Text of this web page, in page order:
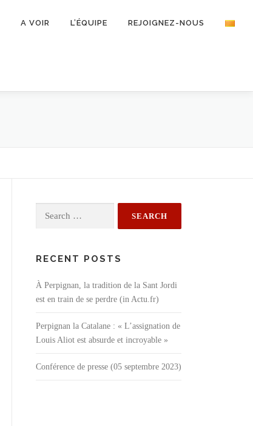
A VOIR L’ÉQUIPE REJOIGNEZ-NOUS
RECENT POSTS
À Perpignan, la tradition de la Sant Jordi
est en train de se perdre (in Actu.fr)
Perpignan la Catalane : « L’assignation de
Louis Aliot est absurde et incroyable »
Conférence de presse (05 septembre 2023)